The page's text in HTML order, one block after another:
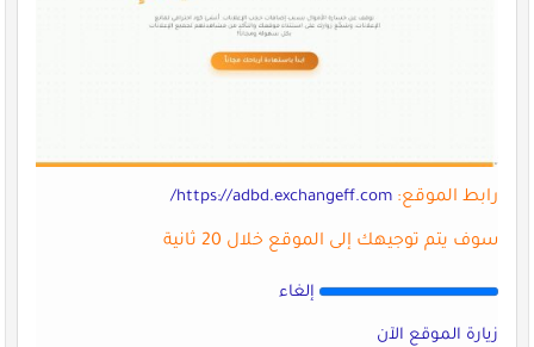
رابط الموقع: https://adbd.exchangeff.com/
سوف يتم توجيهك إلى الموقع خلال 20 ثانية
إلغاء
زيارة الموقع الآن